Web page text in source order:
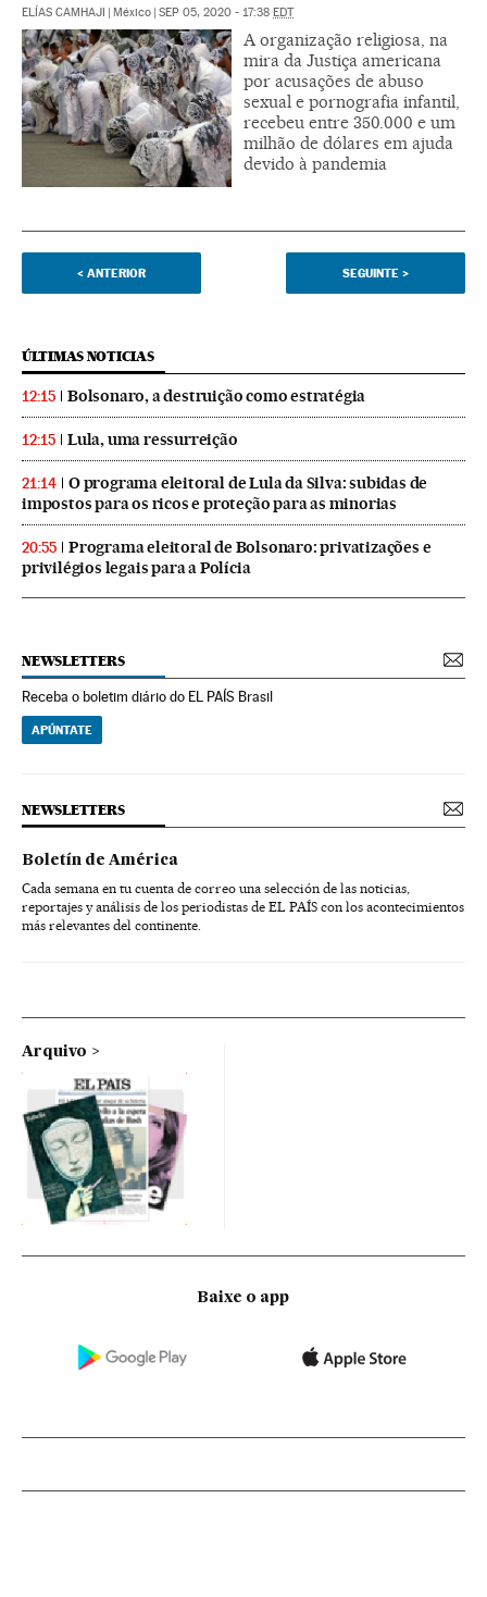
ELÍAS CAMHAJI México SEP 05, 2020 - 17:38 EDT
A organização religiosa, na
mira da Justiça americana
por acusações de abuso
sexual e pornografia infantil,
recebeu entre 350.000 e um
milhão de dólares em ajuda
devido à pandemia
< ANTERIOR SEGUINTE >
ÚLTIMAS NOTICIAS
12:15 Bolsonaro, a destruição como estratégia
12:15 Lula, uma ressurreição
21:14
O programa eleitoral de Lula da Silva: subidas de
impostos para os ricos e proteção para as minorias
20:55
Programa eleitoral de Bolsonaro: privatizações e
privilégios legais para a Polícia
NEWSLETTERS
Receba o boletim diário do EL PAÍS Brasil
APÚNTATE
NEWSLETTERS
Boletín de América
Cada semana en tu cuenta de correo una selección de las noticias,
reportajes y análisis de los periodistas de EL PAÍS con los acontecimientos
más relevantes del continente.
Arquivo
Baixe o app